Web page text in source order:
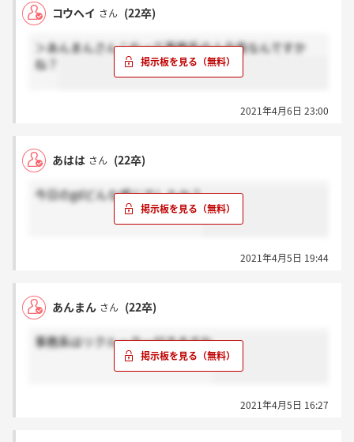
コウヘイ さん (22卒)
＞あんまんさんこれって事務系の人全員なんですか
ね？
2021年4月6日 23:00
あはは さん (22卒)
今日のgdどんな感じでしたか？
2021年4月5日 19:44
あんまん さん (22卒)
事務系はリクルーター付きますね
2021年4月5日 16:27